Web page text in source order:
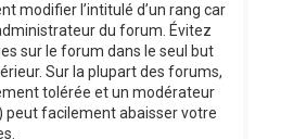
modifier l’intitulé d’un rang car
du forum. Évitez
sur le forum dans le seul but
Sur la plupart des forums,
tolérée et un modérateur
peut facilement abaisser votre